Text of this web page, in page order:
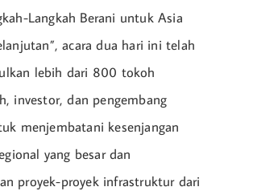
Langkah Berani untuk Asia
acara dua hari ini telah
lebih dari 800 tokoh
investor, dan pengembang
menjembatani kesenjangan
yang besar dan
proyek-proyek infrastruktur dari